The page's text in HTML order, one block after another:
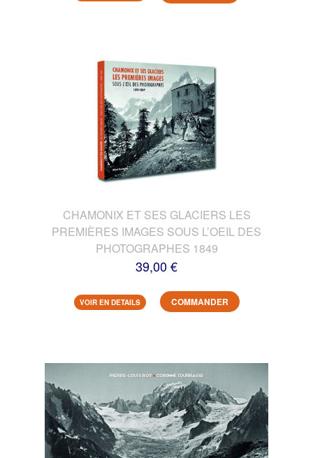
CHAMONIX ET SES GLACIERS LES
PREMIÈRES IMAGES SOUS L’OEIL DES
PHOTOGRAPHES 1849
39,00 €
VOIR EN DETAILS COMMANDER